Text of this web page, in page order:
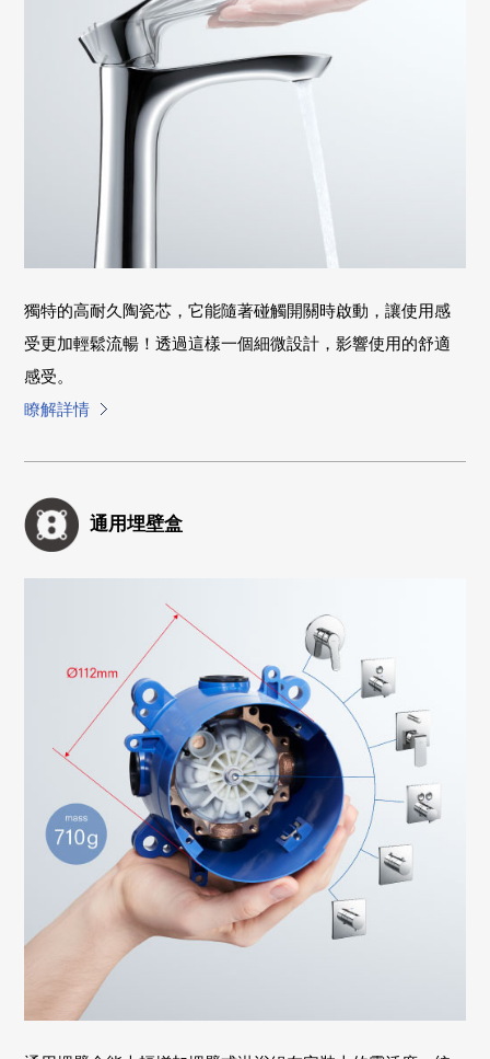
獨特的高耐久陶瓷芯，它能隨著碰觸開關時啟動，讓使用感
受更加輕鬆流暢！透過這樣一個細微設計，影響使用的舒適
感受。
瞭解詳情
通用埋壁盒